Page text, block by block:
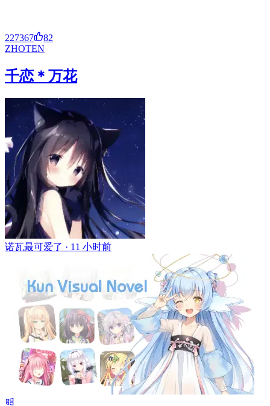
227367
82
ZHOTEN
千恋＊万花
诺瓦最可爱了 · 11 小时前